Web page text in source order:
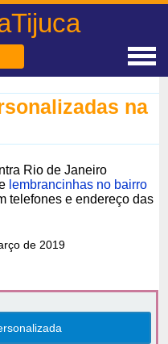
na
Rio de Janeiro
lembrancinhas no bairro
telefones e endereço das
de 2019